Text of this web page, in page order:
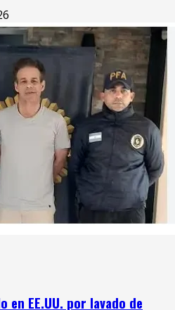
en EE.UU. por lavado de